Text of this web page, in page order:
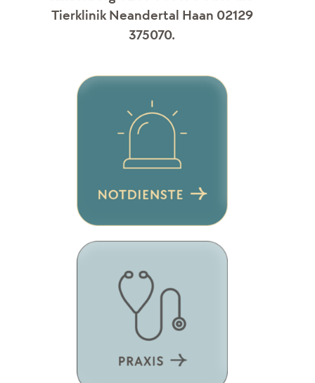
Tierklinik Neandertal Haan 02129
375070.